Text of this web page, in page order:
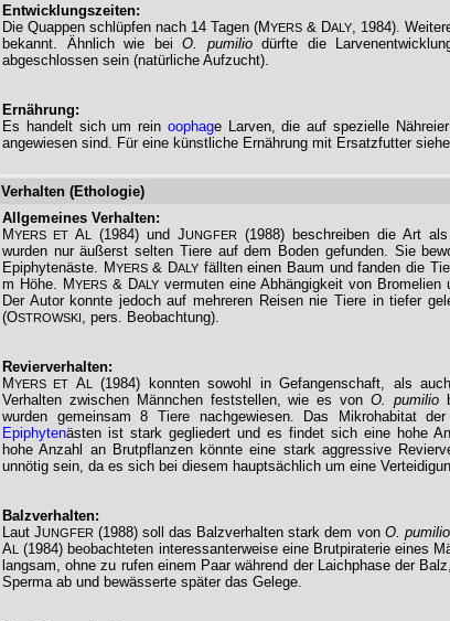
Entwicklungszeiten:
Die Quappen schlüpfen nach 14 Tagen (MYERS & DALY
, 1984).
bekannt. Ähnlich wie bei O. pumiliodürfte die
abgeschlossen sein (natürliche Aufzucht).
Ernährung:
Es handelt sich um rein oophage Larven, die auf spezielle
angewiesen sind. Für eine künstliche Ernährung mit Ersatzfutter
Verhalten (Ethologie)
Allgemeines Verhalten:
MYERS ET AL (1984) und JUNGFER (1988) beschreiben die Art
wurden nur äußerst selten Tiere auf dem Boden gefunden. Sie
Epiphytenäste. MYERS& DALY fällten einen Baum und fanden die
m Höhe. MYERS & DALY vermuten eine Abhängigkeit von Bromelien
Der Autor konnte jedoch auf mehreren Reisen nie Tiere in tiefer
(OSTROWSKI , pers. Beobachtung).
Revierverhalten:
MYERS ET AL
(1984) konnten sowohl in Gefangenschaft, als
Verhalten zwischen Männchen feststellen, wie es von O. pumilio
wurden gemeinsam 8 Tiere nachgewiesen. Das Mikrohabitat
Epiphytenästen ist stark gegliedert und es findet sich eine hohe
hohe Anzahl an Brutpflanzen könnte eine stark aggressive
unnötig sein, da es sich bei diesem hauptsächlich um eine
Balzverhalten:
Laut JUNGFER (1988) soll das Balzverhalten stark dem von O. pumilio
AL
(1984) beobachteten interessanterweise eine Brutpiraterie eines
langsam, ohne zu rufen einem Paar während der Laichphase der
Sperma ab und bewässerte später das Gelege.